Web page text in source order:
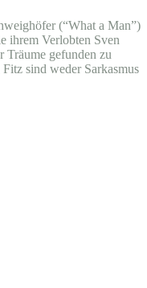
(“What a Man”)
ihrem Verlobten Sven
Träume gefunden zu
sind weder Sarkasmus